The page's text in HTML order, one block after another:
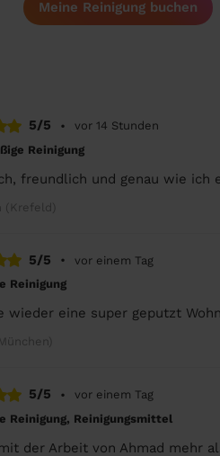
Meine Reinigung buchen
5/5 •
vor 14 Stunden
Reinigung
freundlich und genau wie ich
(Krefeld)
5/5 •
vor einem Tag
Reinigung
wieder eine super geputzt
5/5 •
vor einem Tag
Reinigung, Reinigungsmittel
der Arbeit von Ahmad mehr